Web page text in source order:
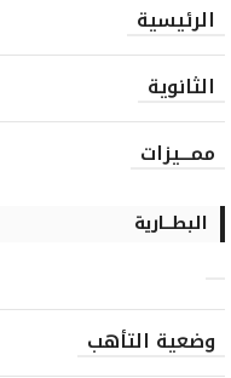
الرئيسية
الثانوية
ممـــيزات
البطـــارية
وضعية التأهب